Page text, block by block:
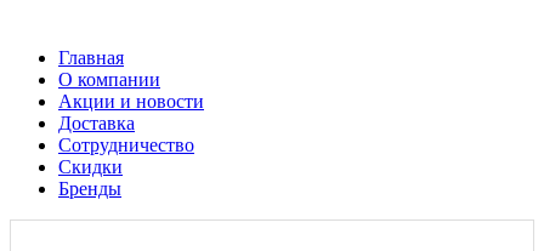
Главная
О компании
Акции и новости
Доставка
Сотрудничество
Скидки
Бренды